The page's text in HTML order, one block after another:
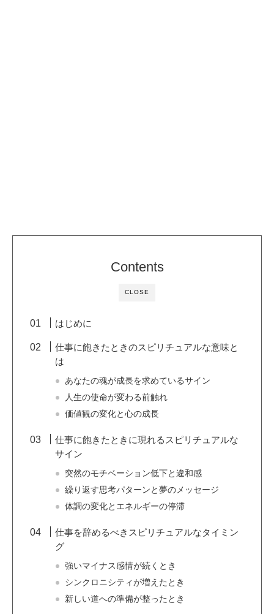
CLOSE
Contents
はじめに
仕事に飽きたときのスピリチュアルな意味と
は
あなたの魂が成長を求めているサイン
人生の使命が変わる前触れ
価値観の変化と心の成長
仕事に飽きたときに現れるスピリチュアルな
サイン
突然のモチベーション低下と違和感
繰り返す思考パターンと夢のメッセージ
体調の変化とエネルギーの停滞
仕事を辞めるべきスピリチュアルなタイミン
グ
強いマイナス感情が続くとき
シンクロニシティが増えたとき
新しい道への準備が整ったとき